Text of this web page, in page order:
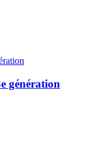
génération